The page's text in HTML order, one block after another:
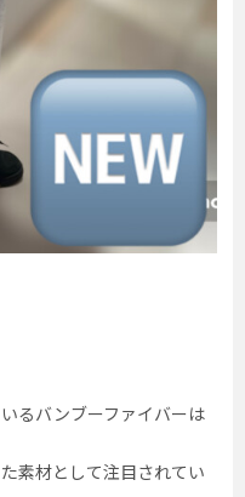
るバンブーファイバーは
素材として注目されてい